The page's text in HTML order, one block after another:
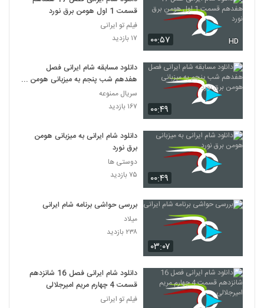
۰۰:۵۷ HD
قسمت 1 اول هومن برق نورد
فیلم تو ایرانی
۱۷ بازدید
۰۰:۴۹
دانلود مسابقه شام ایرانی فصل
هفدهم شب پنجم به میزبانی هومن
برق نورد
سریال ممنوعه
۱۶۷ بازدید
۰۰:۴۹
دانلود شام ایرانی به میزبانی هومن
برق نورد
دوستی ها
۷۵ بازدید
۰۳:۰۷
بررسی حواشی برنامه شام ایرانی
میلاد
۲۳۸ بازدید
دانلود شام ایرانی فصل 16 شانزدهم
قسمت 4 چهارم مریم امیرجلالی
فیلم تو ایرانی